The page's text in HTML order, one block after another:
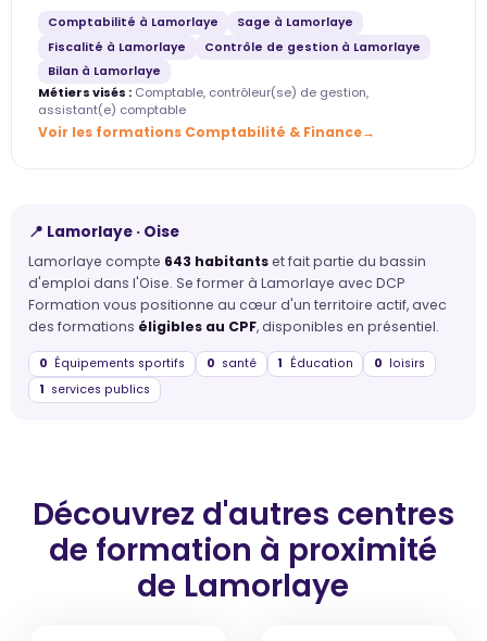
Comptabilité à Lamorlaye
Sage à Lamorlaye
Fiscalité à Lamorlaye
Contrôle de gestion à Lamorlaye
Bilan à Lamorlaye
Métiers visés : Comptable, contrôleur(se) de gestion,
assistant(e) comptable
Voir les formations Comptabilité & Finance
📍 Lamorlaye · Oise
Lamorlaye compte 643 habitantset fait partie du bassin
d'emploi dans l'Oise. Se former à Lamorlaye avec DCP
Formation vous positionne au cœur d'un territoire actif, avec
des formations éligibles au CPF, disponibles en présentiel.
0 Équipements sportifs 0 santé 1 Éducation 0 loisirs
1 services publics
Découvrez d'autres centres
de formation à proximité
de Lamorlaye